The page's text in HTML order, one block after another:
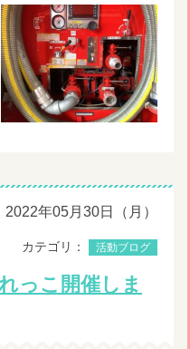
2022年05月30日（月）
カテゴリ： 活動ブログ
っこ開催しま